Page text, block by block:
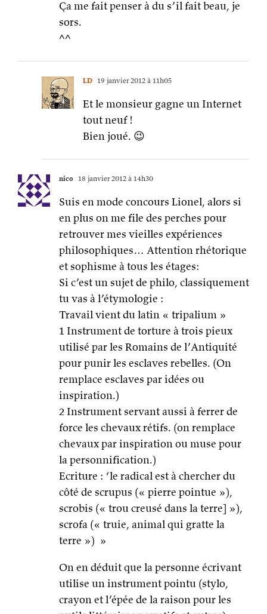
Ça me fait penser à du s’il fait beau, je
sors.
^^
LD 19 janvier 2012 à 11h05
Et le monsieur gagne un Internet
tout neuf !
Bien joué. 😉
nico 18 janvier 2012 à 14h30
Suis en mode concours Lionel, alors si
en plus on me file des perches pour
retrouver mes vieilles expériences
philosophiques… Attention rhétorique
et sophisme à tous les étages:
Si c’est un sujet de philo, classiquement
tu vas à l’étymologie :
Travail vient du latin « tripalium »
1 Instrument de torture à trois pieux
utilisé par les Romains de l’Antiquité
pour punir les esclaves rebelles. (On
remplace esclaves par idées ou
inspiration.)
2 Instrument servant aussi à ferrer de
force les chevaux rétifs. (on remplace
chevaux par inspiration ou muse pour
la personnification.)
Ecriture : ‘le radical est à chercher du
côté de scrupus (« pierre pointue »),
scrobis (« trou creusé dans la terre] »),
scrofa (« truie, animal qui gratte la
terre ») »
On en déduit que la personne écrivant
utilise un instrument pointu (stylo,
crayon et l’épée de la raison pour les